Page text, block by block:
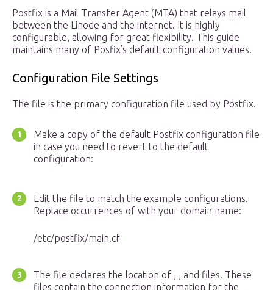
Postfix is a Mail Transfer Agent (MTA) that relays mail
between the Linode and the internet. It is highly
configurable, allowing for great flexibility. This guide
maintains many of Posfix’s default configuration values.
Configuration File Settings
The file is the primary configuration file used by Postfix.
Make a copy of the default Postfix configuration file
in case you need to revert to the default
configuration:
Edit the file to match the example configurations.
Replace occurrences of with your domain name:
/etc/postfix/main.cf
The file declares the location of , , and files. These
files contain the connection information for the